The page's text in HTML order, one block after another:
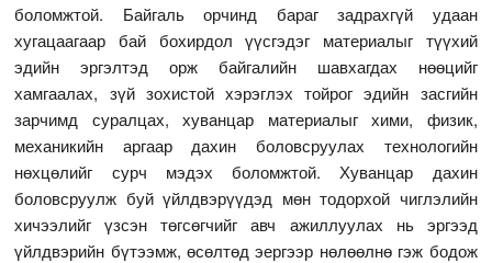
боломжтой. Байгаль орчинд бараг задрахгүй удаан
хугацаагаар бай бохирдол үүсгэдэг материалыг түүхий
эдийн эргэлтэд орж байгалийн шавхагдах нөөцийг
хамгаалах, зүй зохистой хэрэглэх тойрог эдийн засгийн
зарчимд суралцах, хуванцар материалыг хими, физик,
механикийн аргаар дахин боловсруулах технологийн
нөхцөлийг сурч мэдэх боломжтой. Хуванцар дахин
боловсруулж буй үйлдвэрүүдэд мөн тодорхой чиглэлийн
хичээлийг үзсэн төгсөгчийг авч ажиллуулах нь эргээд
үйлдвэрийн бүтээмж, өсөлтөд эергээр нөлөөлнө гэж бодож